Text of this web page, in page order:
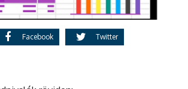
Facebook Twitter